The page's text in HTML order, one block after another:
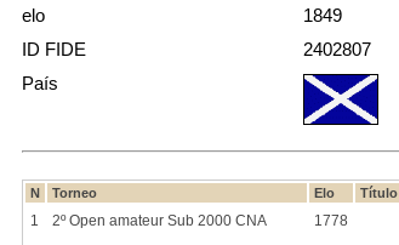
elo
1849
ID FIDE
2402807
País
N Torneo Elo Título
1 2º Open amateur Sub 2000 CNA
1778